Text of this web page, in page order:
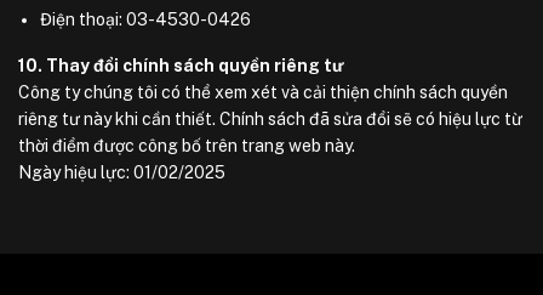
Điện thoại: 03-4530-0426
10. Thay đổi chính sách quyền riêng tư
Công ty chúng tôi có thể xem xét và cải thiện chính sách quyền
riêng tư này khi cần thiết. Chính sách đã sửa đổi sẽ có hiệu lực từ
thời điểm được công bố trên trang web này.
Ngày hiệu lực: 01/02/2025